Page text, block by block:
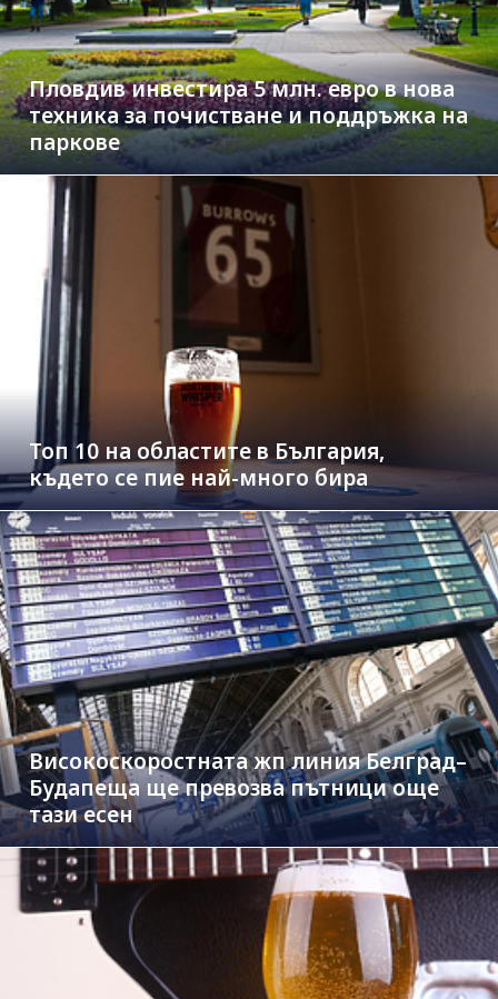
Пловдив инвестира 5 млн. евро в нова
техника за почистване и поддръжка на
паркове
Топ 10 на областите в България,
където се пие най-много бира
Високоскоростната жп линия Белград–
Будапеща ще превозва пътници още
тази есен